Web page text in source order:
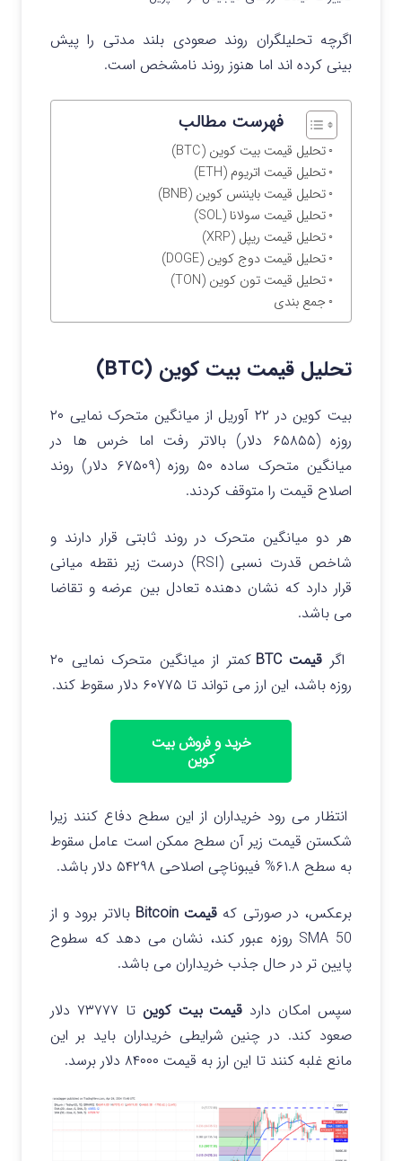
اگرچه تحلیلگران روند صعودی بلند مدتی را پیش
بینی کرده اند اما هنوز روند نامشخص است.
فهرست مطالب
تحلیل قیمت بیت کوین (BTC)
تحلیل قیمت اتریوم (ETH)
تحلیل قیمت بایننس کوین (BNB)
تحلیل قیمت سولانا (SOL)
تحلیل قیمت ریپل (XRP)
تحلیل قیمت دوج کوین (DOGE)
تحلیل قیمت تون کوین (TON)
جمع بندی
تحلیل قیمت بیت کوین (BTC)
بیت کوین در ۲۲ آوریل از میانگین متحرک نمایی ۲۰
روزه (۶۵۸۵۵ دلار) بالاتر رفت اما خرس ها در
میانگین متحرک ساده ۵۰ روزه (۶۷۵۰۹ دلار) روند
اصلاح قیمت را متوقف کردند.
هر دو میانگین متحرک در روند ثابتی قرار دارند و
شاخص قدرت نسبی (RSI) درست زیر نقطه میانی
قرار دارد که نشان دهنده تعادل بین عرضه و تقاضا
می باشد.
اگر قیمت BTC
کمتر از میانگین متحرک نمایی ۲۰
روزه باشد، این ارز می تواند تا ۶۰۷۷۵ دلار سقوط کند.
خرید و فروش بیت
کوین
انتظار می رود خریداران از این سطح دفاع کنند زیرا
شکستن قیمت زیر آن سطح ممکن است عامل سقوط
به سطح ۶۱.۸% فیبوناچی اصلاحی ۵۴۲۹۸ دلار باشد.
برعکس، در صورتی که قیمت Bitcoin
بالاتر برود و از
SMA 50 روزه عبور کند، نشان می‌ دهد که سطوح
پایین‌ تر در حال جذب خریداران می باشد.
سپس امکان دارد قیمت بیت کوین
تا ۷۳۷۷۷ دلار
صعود کند. در چنین شرایطی خریداران باید بر این
مانع غلبه کنند تا این ارز به قیمت ۸۴۰۰۰ دلار برسد.